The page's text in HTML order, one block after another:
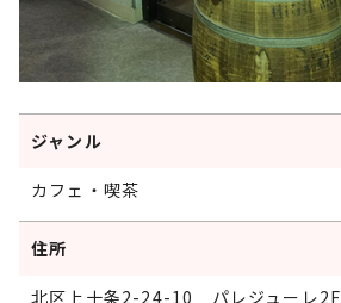
ジャンル
カフェ・喫茶
住所
北区上十条2-24-10 パレジューレ2F